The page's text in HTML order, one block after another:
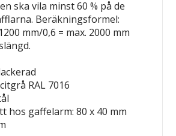
ska vila minst 60 % på de
Beräkningsformel:
mm/0,6 = max. 2000 mm
RAL 7016
hos gaffelarm: 80 x 40 mm